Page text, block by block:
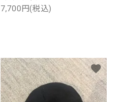
7,700円(税込)
favorite